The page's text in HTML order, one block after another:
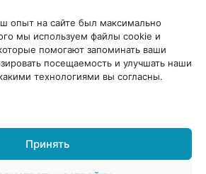
опыт на сайте был максимально
мы используем файлы cookie и
помогают запоминать ваши
посещаемость и улучшать наши
технологиями вы согласны.
Принять
НДС LV45403034175
И ИНФОРМАЦИЯ
un vērtējumu apstrādei